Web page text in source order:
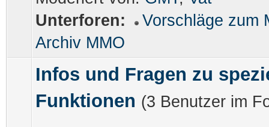
Unterforen:
Vorschläge zum
Archiv MMO
Infos und Fragen zu
Funktionen (3 Benutzer im